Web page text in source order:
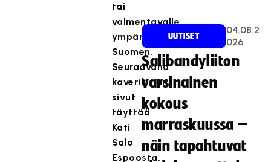
tai
valmentavalle
ympäri
Suomen.
Seuraavana
kaverikirjan
sivut
täyttää
Kati
Salo
Espoosta.
UUTISET
04.08.2
026
Salibandyliiton
varsinainen
kokous
marraskuussa –
näin tapahtuvat